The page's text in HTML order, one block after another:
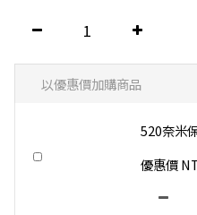
以優惠價加購商品
520奈米
優惠價